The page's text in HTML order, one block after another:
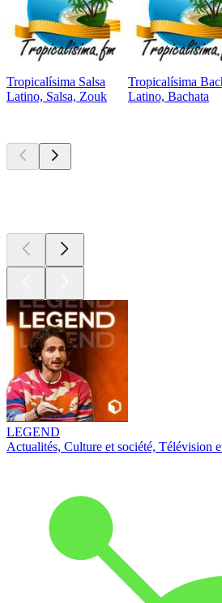
Tropicalísima Salsa
Latino, Salsa, Zouk
Tropicalísima
Latino, Bachata
LEGEND
Actualités, Culture et société, Télévision